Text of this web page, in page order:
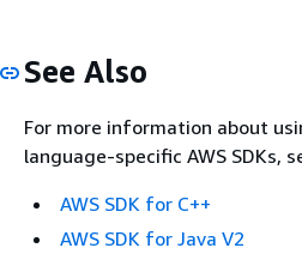
See Also
For more information about
language-specific AWS SDKs,
AWS SDK for C++
AWS SDK for Java V2